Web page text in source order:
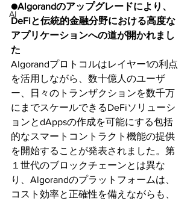
AI
●Algorandのアップグレードにより、
DeFiと伝統的金融分野における高度な
アプリケーションへの道が開かれまし
た
Algorandプロトコルはレイヤー1の利点
を活用しながら、数十億人のユーザ
ー、日々のトランザクションを数千万
にまでスケールできるDeFiソリューシ
ョンとdAppsの作成を可能にする包括
的なスマートコントラクト機能の提供
を開始することが発表されました。第
１世代のブロックチェーンとは異な
り、Algorandのプラットフォームは、
コスト効率と正確性を備えながらも、